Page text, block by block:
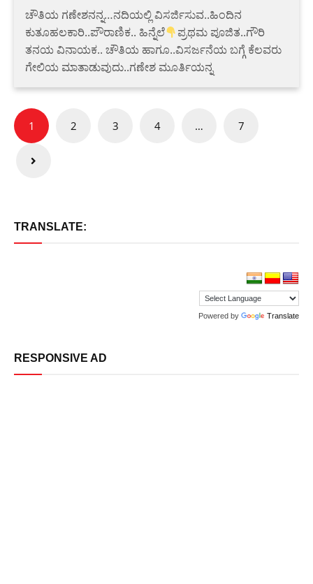
ಚೌತಿಯ ಗಣೇಶನನ್ನ…ನದಿಯಲ್ಲಿ ವಿಸರ್ಜಿಸುವ..ಹಿಂದಿನ
ಕುತೂಹಲಕಾರಿ..ಪೌರಾಣಿಕ.. ಹಿನ್ನೆಲೆ
ಪ್ರಥಮ ಪೂಜಿತ..ಗೌರಿ
ತನಯ ವಿನಾಯಕ.. ಚೌತಿಯ ಹಾಗೂ..ವಿಸರ್ಜನೆಯ ಬಗ್ಗೆ ಕೆಲವರು
ಗೇಲಿಯ ಮಾತಾಡುವುದು..ಗಣೇಶ ಮೂರ್ತಿಯನ್ನ
Posts
pagination
1 2 3 4 … 7
TRANSLATE:
Powered by Translate
RESPONSIVE AD